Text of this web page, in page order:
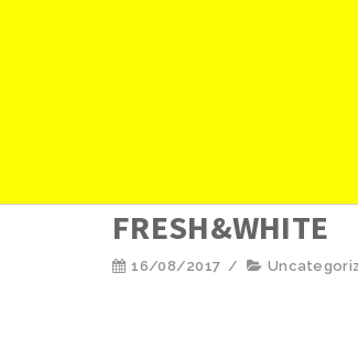
FRESH&WHITE
16/08/2017 /